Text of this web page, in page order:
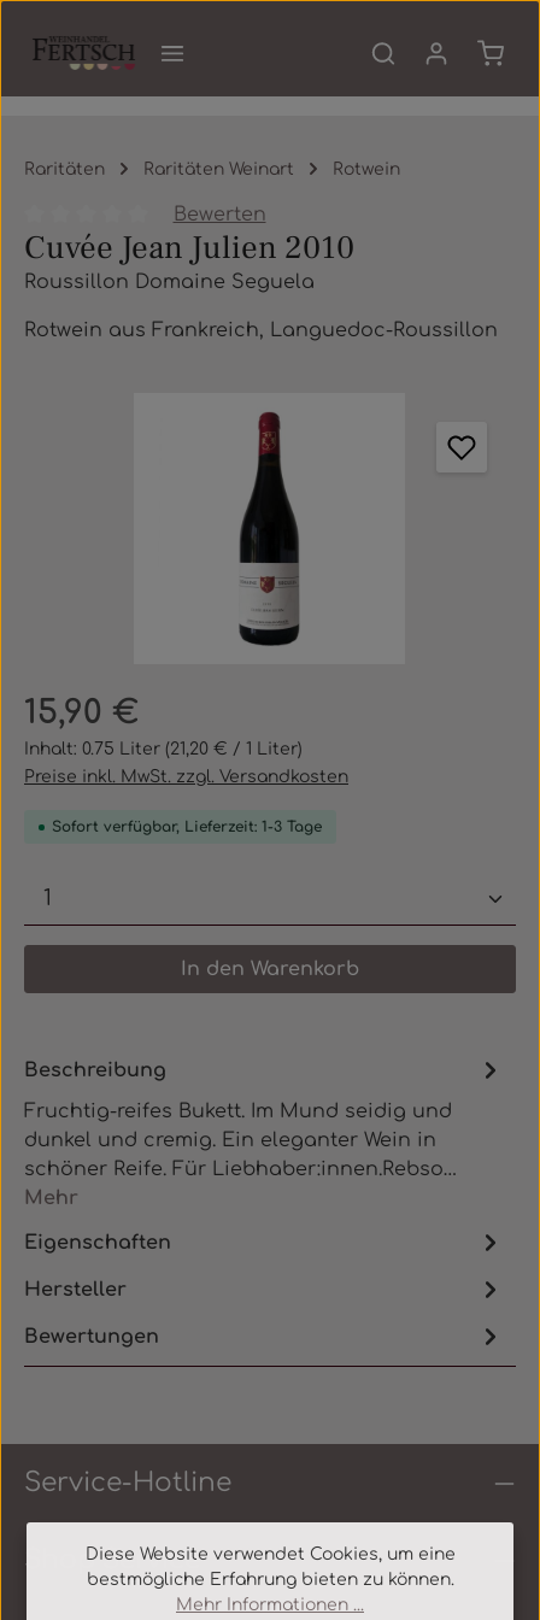
Raritäten Raritäten Weinart Rotwein
Durchschnittliche Bewertung von 0 von 5 Sternen
Bewerten
Cuvée Jean Julien 2010
Roussillon Domaine Seguela
Rotwein aus Frankreich, Languedoc-Roussillon
Regulärer Preis:
15,90 €
Inhalt: 0.75 Liter (21,20 € / 1 Liter)
Preise inkl. MwSt. zzgl. Versandkosten
Sofort verfügbar, Lieferzeit: 1-3 Tage
Produkt Anzahl: Gib den
In den Warenkorb
Beschreibung
Fruchtig-reifes Bukett. Im Mund seidig und
dunkel und cremig. Ein eleganter Wein in
schöner Reife. Für Liebhaber:innen.Rebso…
Mehr
Eigenschaften
Hersteller
Bewertungen
Service-Hotline
Shop Service
Diese Website verwendet Cookies, um eine
bestmögliche Erfahrung bieten zu können.
Mehr Informationen ...